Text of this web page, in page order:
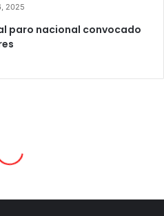
2025
paro nacional convocado